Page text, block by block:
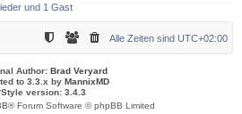
und 1 Gast
Alle Zeiten sind UTC+02:00
Author: Brad Veryard
to 3.3.x by MannixMD
Style version: 3.4.3
® Forum Software © phpBB Limited